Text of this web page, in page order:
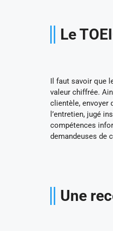
Le
Il faut savoir que
valeur chiffrée.
clientèle, envoyer
l’entretien, jugé
compétences
demandeuses de
Une